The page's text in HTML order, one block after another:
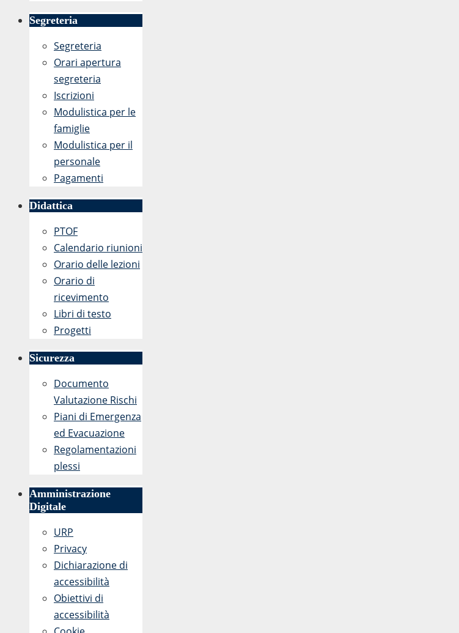
Segreteria
Segreteria
Orari apertura
segreteria
Iscrizioni
Modulistica per le
famiglie
Modulistica per il
personale
Pagamenti
Didattica
PTOF
Calendario riunioni
Orario delle lezioni
Orario di
ricevimento
Libri di testo
Progetti
Sicurezza
Documento
Valutazione Rischi
Piani di Emergenza
ed Evacuazione
Regolamentazioni
plessi
Amministrazione
Digitale
URP
Privacy
Dichiarazione di
accessibilità
Obiettivi di
accessibilità